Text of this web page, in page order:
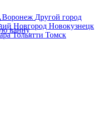
Воронеж Другой город
Новгород Новокузнецк
Тольятти Томск
ванну